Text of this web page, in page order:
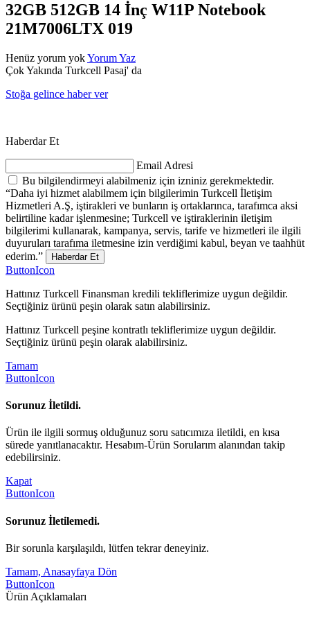
32GB 512GB 14 İnç W11P Notebook
21M7006LTX 019
Henüz yorum yokYorum Yaz
Çok Yakında Turkcell Pasaj' da
Stoğa gelince haber ver
Haberdar Et
Email Adresi
Bu bilgilendirmeyi alabilmeniz için izniniz gerekmektedir.
“Daha iyi hizmet alabilmem için bilgilerimin Turkcell İletişim
Hizmetleri A.Ş, iştirakleri ve bunların iş ortaklarınca, tarafımca aksi
belirtiline kadar işlenmesine; Turkcell ve iştiraklerinin iletişim
bilgilerimi kullanarak, kampanya, servis, tarife ve hizmetleri ile ilgili
duyuruları tarafıma iletmesine izin verdiğimi kabul, beyan ve taahhüt
ederim.”
Haberdar Et
ButtonIcon
Hattınız Turkcell Finansman kredili tekliflerimize uygun değildir.
Seçtiğiniz ürünü peşin olarak satın alabilirsiniz.
Hattınız Turkcell peşine kontratlı tekliflerimize uygun değildir.
Seçtiğiniz ürünü peşin olarak alabilirsiniz.
Tamam
ButtonIcon
Sorunuz İletildi.
Ürün ile ilgili sormuş olduğunuz soru satıcımıza iletildi, en kısa
sürede yanıtlanacaktır. Hesabım-Ürün Sorularım alanından takip
edebilirsiniz.
Kapat
ButtonIcon
Sorunuz İletilemedi.
Bir sorunla karşılaşıldı, lütfen tekrar deneyiniz.
Tamam, Anasayfaya Dön
ButtonIcon
Ürün Açıklamaları